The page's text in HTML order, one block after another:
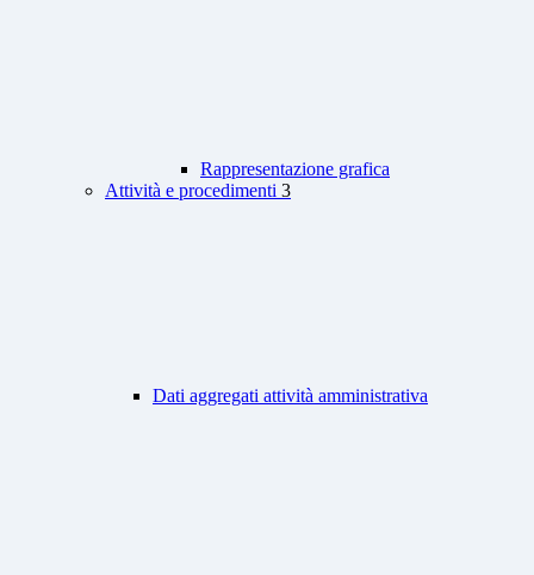
Rappresentazione grafica
Attività e procedimenti 3
Dati aggregati attività amministrativa